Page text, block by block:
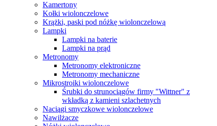
Kamertony
Kołki wiolonczelowe
Krążki, paski pod nóżkę wiolonczelową
Lampki
Lampki na baterie
Lampki na prąd
Metronomy
Metronomy elektroniczne
Metronomy mechaniczne
Mikrostroiki wiolonczelowe
Śrubki do strunociągów firmy "Wittner" z
wkładką z kamieni szlachetnych
Naciągi smyczkowe wiolonczelowe
Nawilżacze